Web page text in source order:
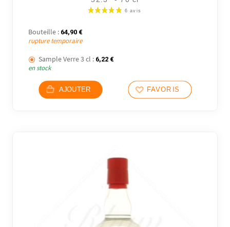
Bouteille : 64,90 €
rupture temporaire
Sample Verre 3 cl : 6,22 €
en stock
AJOUTER FAVORIS